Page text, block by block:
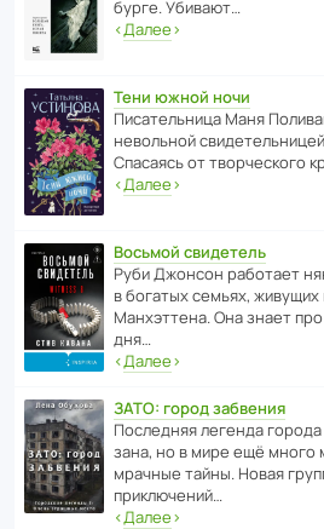
бурге. Убивают…
‹Далее›
Тени южной ночи
Писа­тель­ница Маня
невольной
Спасаясь от твор­че­с­кого
‹Далее›
Восьмой свидетель
Руби Джонсон рабо­тает
в богатых семьях,
Манх­эт­тена. Она знает
дня…
‹Далее›
ЗАТО: город забвения
После­дняя легенда
зана, но в мире ещё много
мрачные тайны. Новая
приключений…
‹Далее›